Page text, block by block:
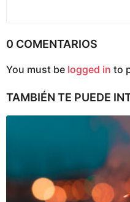
0 COMENTARIOS
You must be logged in to
TAMBIÉN TE PUEDE